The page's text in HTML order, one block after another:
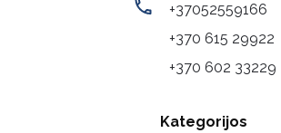
+37052559166
+370 615 29922
+370 602 33229
Kategorijos